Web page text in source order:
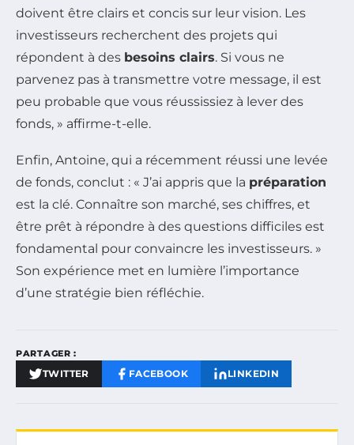
doivent être clairs et concis sur leur vision. Les
investisseurs recherchent des projets qui
répondent à des besoins clairs. Si vous ne
parvenez pas à transmettre votre message, il est
peu probable que vous réussissiez à lever des
fonds, » affirme-t-elle.
Enfin, Antoine, qui a récemment réussi une levée
de fonds, conclut : « J’ai appris que la préparation
est la clé. Connaître son marché, ses chiffres, et
être prêt à répondre à des questions difficiles est
fondamental pour convaincre les investisseurs. »
Son expérience met en lumière l’importance
d’une stratégie bien réfléchie.
PARTAGER :
TWITTER FACEBOOK LINKEDIN